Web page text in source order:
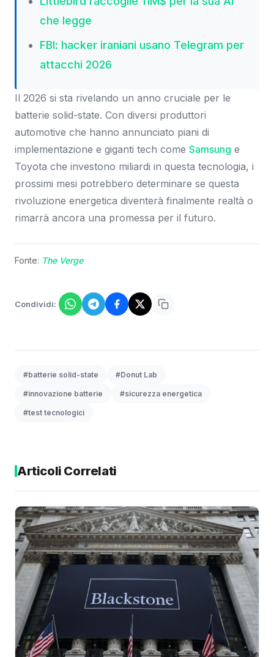
che legge
FBI: hacker iraniani usano Telegram per
attacchi 2026
Il 2026 si sta rivelando un anno cruciale per le
batterie solid-state. Con diversi produttori
automotive che hanno annunciato piani di
implementazione e giganti tech come Samsung e
Toyota che investono miliardi in questa tecnologia, i
prossimi mesi potrebbero determinare se questa
rivoluzione energetica diventerà finalmente realtà o
rimarrà ancora una promessa per il futuro.
Fonte: The Verge
Condividi:
#batterie solid-state #Donut Lab
#innovazione batterie #sicurezza energetica
#test tecnologici
Articoli Correlati